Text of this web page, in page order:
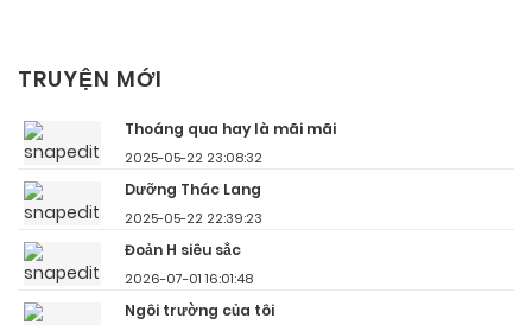
TRUYỆN MỚI
Thoáng qua hay là mãi mãi
2025-05-22 23:08:32
Dưỡng Thác Lang
2025-05-22 22:39:23
Đoản H siêu sắc
2026-07-01 16:01:48
Ngôi trường của tôi